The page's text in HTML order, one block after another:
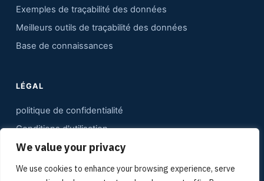
We value your privacy
We use cookies to enhance your browsing experience, serve
Exemples de traçabilité des données
Meilleurs outils de traçabilité des données
Base de connaissances
LÉGAL
politique de confidentialité
Conditions d'utilisation
Contact
Plan du site